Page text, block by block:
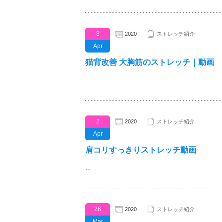
3
Apr
2020 ストレッチ紹介
猫背改善 大胸筋のストレッチ｜動画
…
2
Apr
2020 ストレッチ紹介
肩コリすっきりストレッチ動画
…
26
2020 ストレッチ紹介